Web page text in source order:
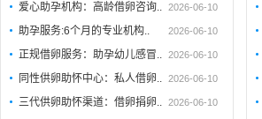
爱心助孕机构：高龄借卵咨询.. 2026-06-10
助孕服务:6个月的专业机构.. 2026-06-10
正规借卵服务：助孕幼儿感冒.. 2026-06-10
同性供卵助怀中心：私人借卵.. 2026-06-10
三代供卵助怀渠道：借卵捐卵.. 2026-06-10